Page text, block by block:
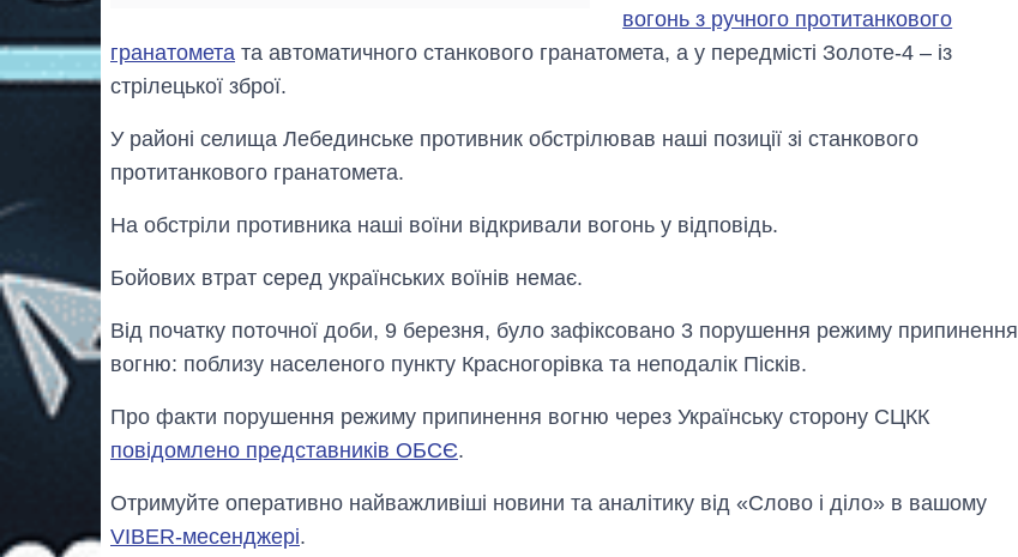
вогонь з ручного протитанкового
гранатомета та автоматичного станкового гранатомета, а у передмісті Золоте-4 – із
стрілецької зброї.
У районі селища Лебединське противник обстрілював наші позиції зі станкового
протитанкового гранатомета.
На обстріли противника наші воїни відкривали вогонь у відповідь.
Бойових втрат серед українських воїнів немає.
Від початку поточної доби, 9 березня, було зафіксовано 3 порушення режиму припинення
вогню: поблизу населеного пункту Красногорівка та неподалік Пісків.
Про факти порушення режиму припинення вогню через Українську сторону СЦКК
повідомлено представників ОБСЄ.
Отримуйте оперативно найважливіші новини та аналітику від «Слово і діло» в вашому
VIBER-месенджері.